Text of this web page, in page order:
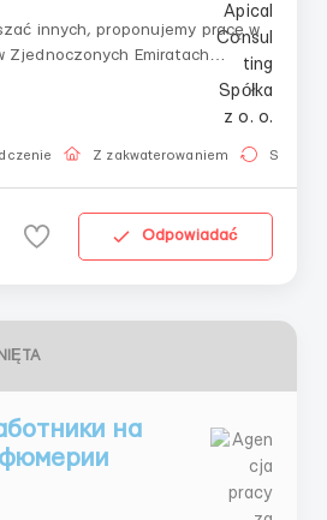
innych, proponujemy pracę w
Zjednoczonych Emiratach
Arabii Saudyjskiej, Katarze 🌅☀ ⬇
jesteś:💅 Mistrzem manicure
rzęs💆‍♀ Masażystą💇‍♀
Admini...
Z zakwaterowaniem Stała
Odpowiadać
на